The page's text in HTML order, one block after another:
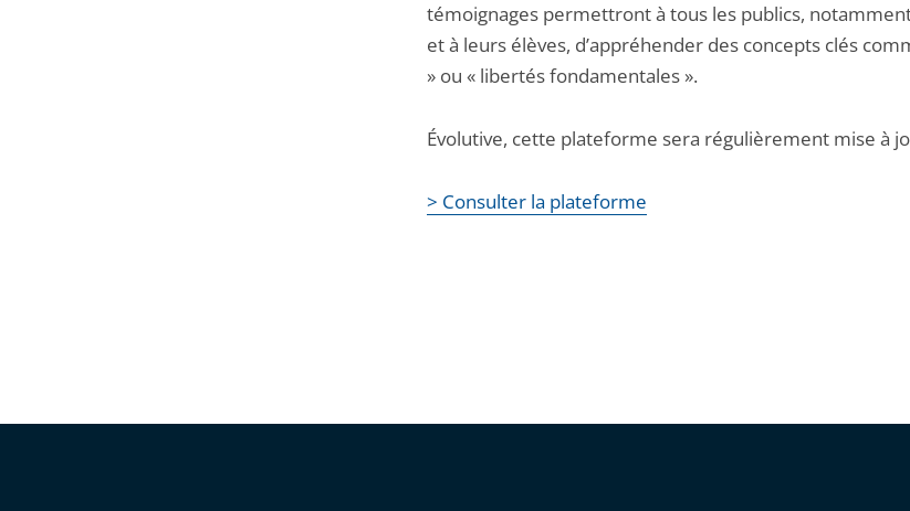
témoignages permettront à tous les publics,
et à leurs élèves, d’appréhender des concepts clés
» ou « libertés fondamentales ».
Évolutive, cette plateforme sera régulièrement mise à
> Consulter la plateforme